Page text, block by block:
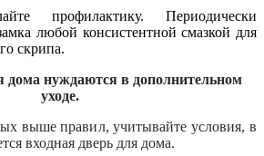
профилактику. Периодически
любой консистентной смазкой для
скрипа.
дома нуждаются в дополнительном
уходе.
выше правил, учитывайте условия, в
входная дверь для дома.